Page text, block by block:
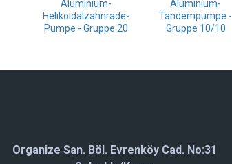
Aluminium-
Helikoidalzahnrade-
Pumpe - Gruppe 20
Aluminium-
Tandempumpe -
Gruppe 10/10
Organize San. Böl. Evrenköy Cad. No:31